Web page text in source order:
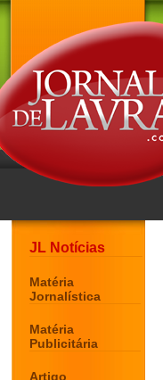
JL Notícias
Matéria
Jornalística
Matéria
Publicitária
Artigo